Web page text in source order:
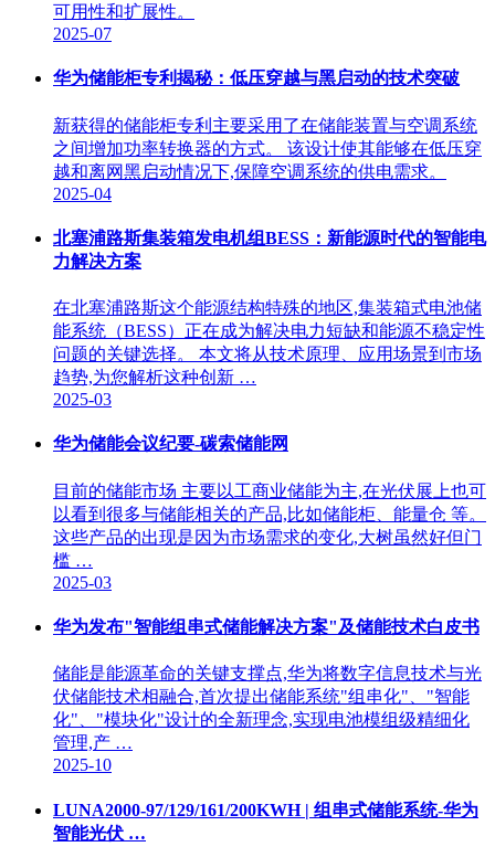
可用性和扩展性。
2025-07
华为储能柜专利揭秘：低压穿越与黑启动的技术突破
新获得的储能柜专利主要采用了在储能装置与空调系统
之间增加功率转换器的方式。 该设计使其能够在低压穿
越和离网黑启动情况下,保障空调系统的供电需求。
2025-04
北塞浦路斯集装箱发电机组BESS：新能源时代的智能电
力解决方案
在北塞浦路斯这个能源结构特殊的地区,集装箱式电池储
能系统（BESS）正在成为解决电力短缺和能源不稳定性
问题的关键选择。 本文将从技术原理、应用场景到市场
趋势,为您解析这种创新 …
2025-03
华为储能会议纪要-碳索储能网
目前的储能市场 主要以工商业储能为主,在光伏展上也可
以看到很多与储能相关的产品,比如储能柜、能量仓 等。
这些产品的出现是因为市场需求的变化,大树虽然好但门
槛 …
2025-03
华为发布"智能组串式储能解决方案"及储能技术白皮书
储能是能源革命的关键支撑点,华为将数字信息技术与光
伏储能技术相融合,首次提出储能系统"组串化"、"智能
化"、"模块化"设计的全新理念,实现电池模组级精细化
管理,产 …
2025-10
LUNA2000-97/129/161/200KWH | 组串式储能系统-华为
智能光伏 …